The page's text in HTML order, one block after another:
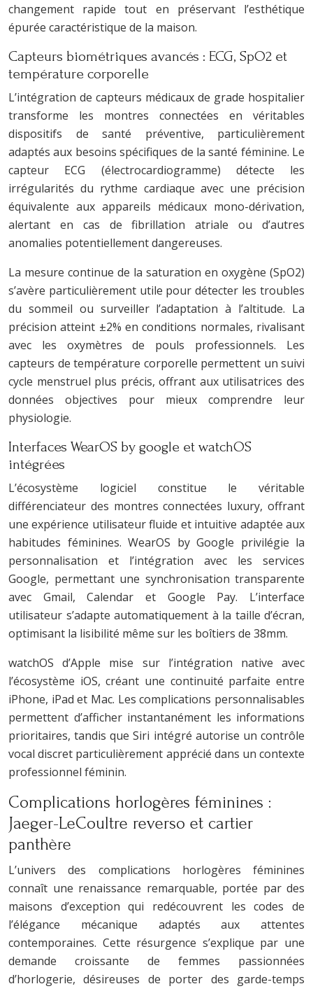
changement rapide tout en préservant l’esthétique
épurée caractéristique de la maison.
Capteurs biométriques avancés : ECG, SpO2 et
température corporelle
L’intégration de capteurs médicaux de grade hospitalier
transforme les montres connectées en véritables
dispositifs de santé préventive, particulièrement
adaptés aux besoins spécifiques de la santé féminine. Le
capteur ECG (électrocardiogramme) détecte les
irrégularités du rythme cardiaque avec une précision
équivalente aux appareils médicaux mono-dérivation,
alertant en cas de fibrillation atriale ou d’autres
anomalies potentiellement dangereuses.
La mesure continue de la saturation en oxygène (SpO2)
s’avère particulièrement utile pour détecter les troubles
du sommeil ou surveiller l’adaptation à l’altitude. La
précision atteint ±2% en conditions normales, rivalisant
avec les oxymètres de pouls professionnels. Les
capteurs de température corporelle permettent un suivi
cycle menstruel plus précis, offrant aux utilisatrices des
données objectives pour mieux comprendre leur
physiologie.
Interfaces WearOS by google et watchOS
intégrées
L’écosystème logiciel constitue le véritable
différenciateur des montres connectées luxury, offrant
une expérience utilisateur fluide et intuitive adaptée aux
habitudes féminines. WearOS by Google privilégie la
personnalisation et l’intégration avec les services
Google, permettant une synchronisation transparente
avec Gmail, Calendar et Google Pay. L’interface
utilisateur s’adapte automatiquement à la taille d’écran,
optimisant la lisibilité même sur les boîtiers de 38mm.
watchOS d’Apple mise sur l’intégration native avec
l’écosystème iOS, créant une continuité parfaite entre
iPhone, iPad et Mac. Les complications personnalisables
permettent d’afficher instantanément les informations
prioritaires, tandis que Siri intégré autorise un contrôle
vocal discret particulièrement apprécié dans un contexte
professionnel féminin.
Complications horlogères féminines :
Jaeger-LeCoultre reverso et cartier
panthère
L’univers des complications horlogères féminines
connaît une renaissance remarquable, portée par des
maisons d’exception qui redécouvrent les codes de
l’élégance mécanique adaptés aux attentes
contemporaines. Cette résurgence s’explique par une
demande croissante de femmes passionnées
d’horlogerie, désireuses de porter des garde-temps